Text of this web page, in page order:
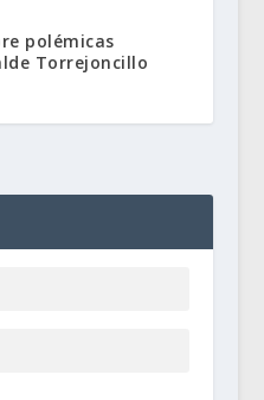
polémicas
Torrejoncillo